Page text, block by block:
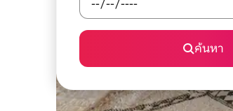
ค้นหา